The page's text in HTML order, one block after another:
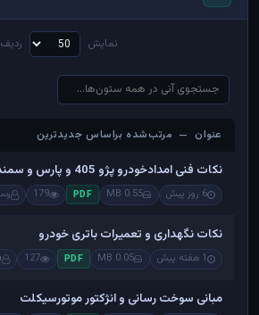
نمایش ردیف
عنوان — مرتب‌شده براساس جدیدترین
عنوان — مرتب‌شده براساس جدیدترین
نکات فنی امدادخودرو پژو 405 و پارس و سمند
6 روز پیش 0.55 MB
PDF
179
نکات نگهداری و تعمیرات باتری خودرو
1 هفته پیش 0.05 MB
PDF
127
مبانی سوخت رسانی و انژکتور موتورسیکلت